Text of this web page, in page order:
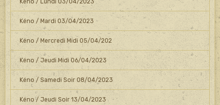
Kéno / Lundi 03/04/2023
Kéno / Mardi 03/04/2023
Kéno / Mercredi Midi 05/04/202
Kéno / Jeudi Midi 06/04/2023
Kéno / Samedi Soir 08/04/2023
Kéno / Jeudi Soir 13/04/2023